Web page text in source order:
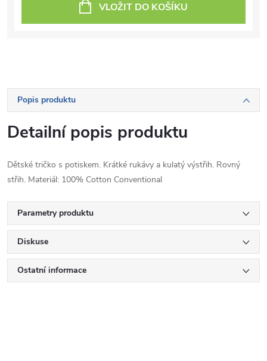
VLOŽIT DO KOŠÍKU
Popis produktu
Detailní popis produktu
Dětské tričko s potiskem. Krátké rukávy a kulatý výstřih. Rovný
střih. Materiál: 100% Cotton Conventional
Parametry produktu
Diskuse
Ostatní informace